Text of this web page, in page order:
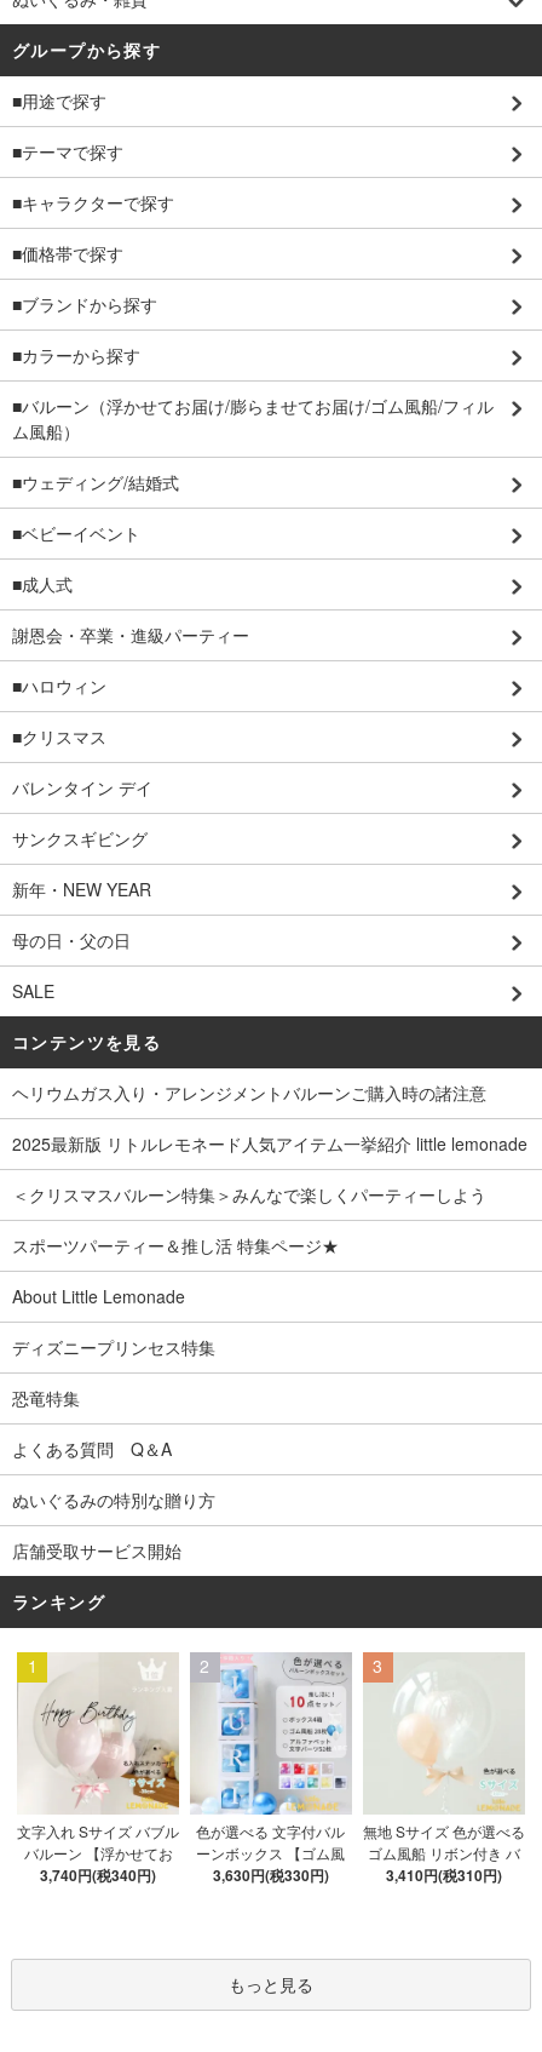
グループから探す
■用途で探す
■テーマで探す
■キャラクターで探す
■価格帯で探す
■ブランドから探す
■カラーから探す
■バルーン（浮かせてお届け/膨らませてお届け/ゴム風船/フィル
ム風船）
■ウェディング/結婚式
■ベビーイベント
■成人式
謝恩会・卒業・進級パーティー
■ハロウィン
■クリスマス
バレンタイン デイ
サンクスギビング
新年・NEW YEAR
母の日・父の日
SALE
コンテンツを見る
ヘリウムガス入り・アレンジメントバルーンご購入時の諸注意
2025最新版 リトルレモネード人気アイテム一挙紹介 little lemonade
＜クリスマスバルーン特集＞みんなで楽しくパーティーしよう
スポーツパーティー＆推し活 特集ページ★
About Little Lemonade
ディズニープリンセス特集
恐竜特集
よくある質問 Q＆A
ぬいぐるみの特別な贈り方
店舗受取サービス開始
ランキング
1
文字入れ Sサイズ バブル
バルーン 【浮かせてお
届け】 バルーン
3,740円(税340円)
2
色が選べる 文字付バル
ーンボックス 【ゴム風
船&文字パーツ付き】 DI
ツ52枚 推し活
3,630円(税330円)
3
無地 Sサイズ 色が選べる
ゴム風船 リボン付き バ
ブルバルーン 【浮かせ
3,410円(税310円)
もっと見る